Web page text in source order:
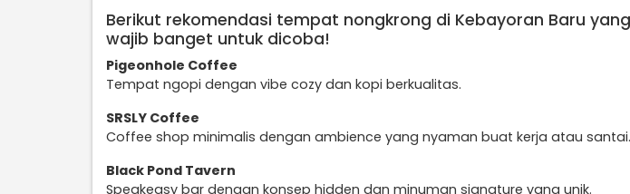
Berikut rekomendasi tempat nongkrong di Kebayoran Baru
wajib banget untuk dicoba!
Pigeonhole Coffee
Tempat ngopi dengan vibe cozy dan kopi berkualitas.
SRSLY Coffee
Coffee shop minimalis dengan ambience yang nyaman buat kerja atau santai.
Black Pond Tavern
Speakeasy bar dengan konsep hidden dan minuman signature yang unik.